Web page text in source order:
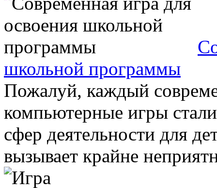
школьной программы
Пожалуй, каждый
компьютерные игры
сфер деятельности для
вызывает крайне